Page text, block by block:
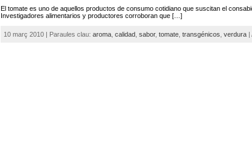
El tomate es uno de aquellos productos de consumo cotidiano que suscitan el
Investigadores alimentarios y productores corroboran que […]
10 març 2010 | Paraules clau: aroma, calidad sabor, tomate, transgénicos verdura|